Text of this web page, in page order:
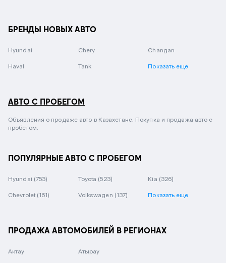
БРЕНДЫ НОВЫХ АВТО
Hyundai Chery Changan
Haval Tank Показать еще
АВТО С ПРОБЕГОМ
Объявления о продаже авто в Казахстане. Покупка и продажа авто с
пробегом.
ПОПУЛЯРНЫЕ АВТО С ПРОБЕГОМ
Hyundai (753) Toyota (523) Kia (326)
Chevrolet (161) Volkswagen (137) Показать еще
ПРОДАЖА АВТОМОБИЛЕЙ В РЕГИОНАХ
Актау Атырау